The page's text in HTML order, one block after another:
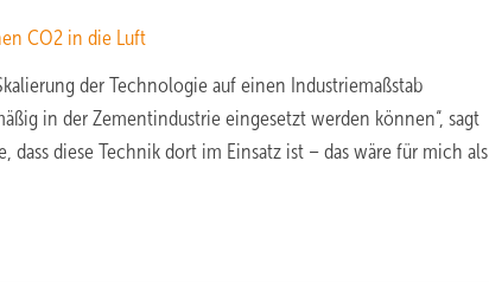
CO2 in die Luft
der Technologie auf einen Industriemaßstab
in der Zementindustrie eingesetzt werden können“, sagt
dass diese Technik dort im Einsatz ist – das wäre für mich als